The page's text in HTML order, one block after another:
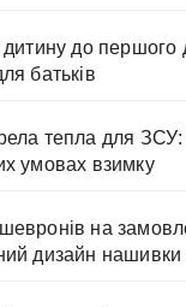
дитину до першого
батьків
тепла для
умовах взимку
на
дизайн нашивки